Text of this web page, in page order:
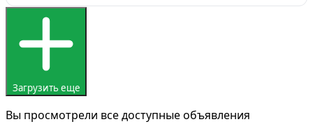
Загрузить еще
Вы просмотрели все доступные объявления